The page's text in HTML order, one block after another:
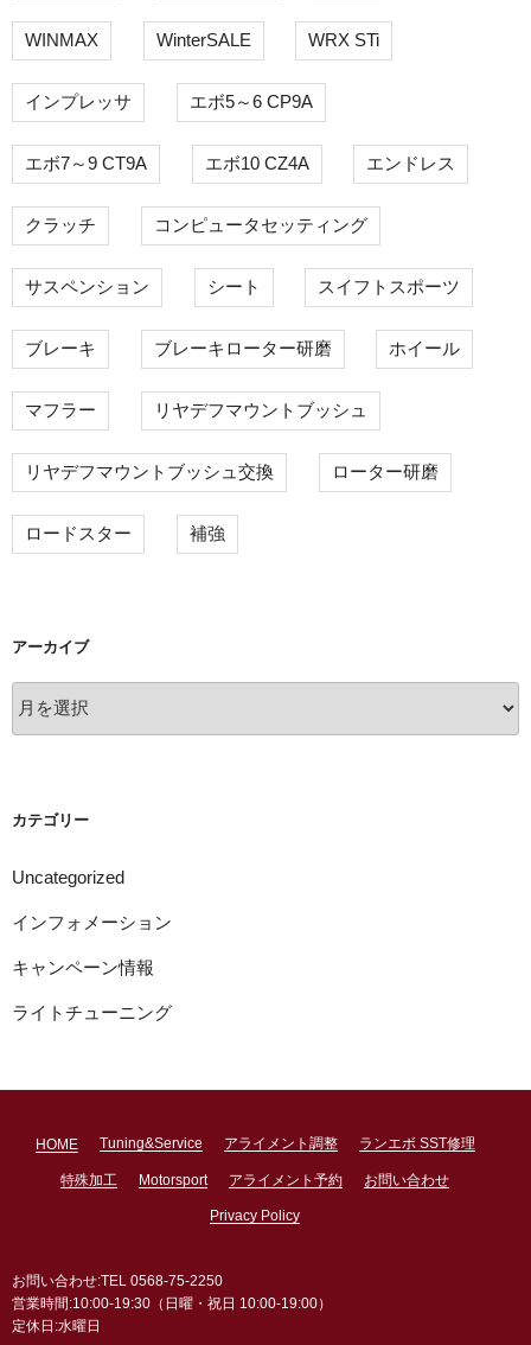
WINMAX WinterSALE WRX STi
インプレッサ エボ5～6 CP9A
エボ7～9 CT9A エボ10 CZ4A エンドレス
クラッチ コンピュータセッティング
サスペンション シート スイフトスポーツ
ブレーキ ブレーキローター研磨 ホイール
マフラー リヤデフマウントブッシュ
リヤデフマウントブッシュ交換 ローター研磨
ロードスター 補強
アーカイブ
ー
カテゴリー
Uncategorized
インフォメーション
キャンペーン情報
ライトチューニング
HOME Tuning&Service アライメント調整 ランエボ SST修理
特殊加工 Motorsport アライメント予約 お問い合わせ
Privacy Policy
お問い合わせ:TEL 0568-75-2250
営業時間:10:00-19:30（日曜・祝日 10:00-19:00）
定休日:水曜日